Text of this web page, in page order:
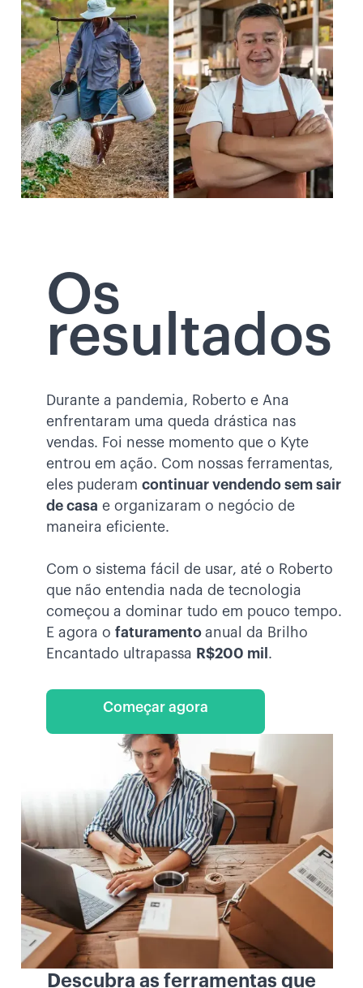
Os
resultados
Durante a pandemia, Roberto e Ana
enfrentaram uma queda drástica nas
vendas. Foi nesse momento que o Kyte
entrou em ação. Com nossas ferramentas,
eles puderamcontinuar vendendo sem sair
de casa e organizaram o negócio de
maneira eficiente.
Com o sistema fácil de usar, até o Roberto
que não entendia nada de tecnologia
começou a dominar tudo em pouco tempo.
E agora ofaturamentoanual da Brilho
Encantado ultrapassa
R$200 mil .
Começar agora
Descubra as ferramentas que